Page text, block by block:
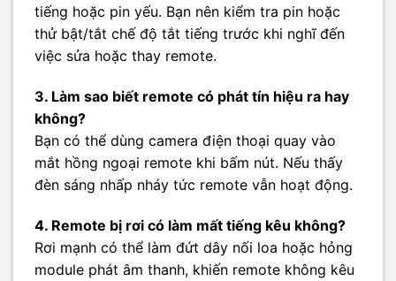
tiếng hoặc pin yếu. Bạn nên kiểm tra pin hoặc
thử bật/tắt chế độ tắt tiếng trước khi nghĩ đến
việc sửa hoặc thay remote.
3. Làm sao biết remote có phát tín hiệu ra hay
không?
Bạn có thể dùng camera điện thoại quay vào
mắt hồng ngoại remote khi bấm nút. Nếu thấy
đèn sáng nhấp nháy tức remote vẫn hoạt động.
4. Remote bị rơi có làm mất tiếng kêu không?
Rơi mạnh có thể làm đứt dây nối loa hoặc hỏng
module phát âm thanh, khiến remote không kêu